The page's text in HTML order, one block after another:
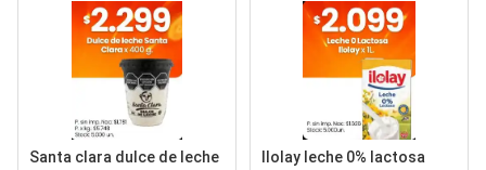
Santa clara dulce de leche Ilolay leche 0% lactosa